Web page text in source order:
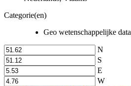
Categorie(en)
Geo wetenschappelijke data
N
S
E
W